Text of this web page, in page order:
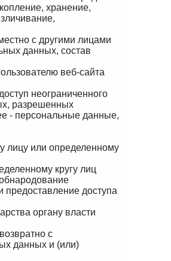
хранение,
с другими лицами
данных, состав
веб-сайта
неограниченного
разрешенных
- персональные данные,
лицу или определенному
кругу лиц
доступа
органу власти
с
данных и (или)